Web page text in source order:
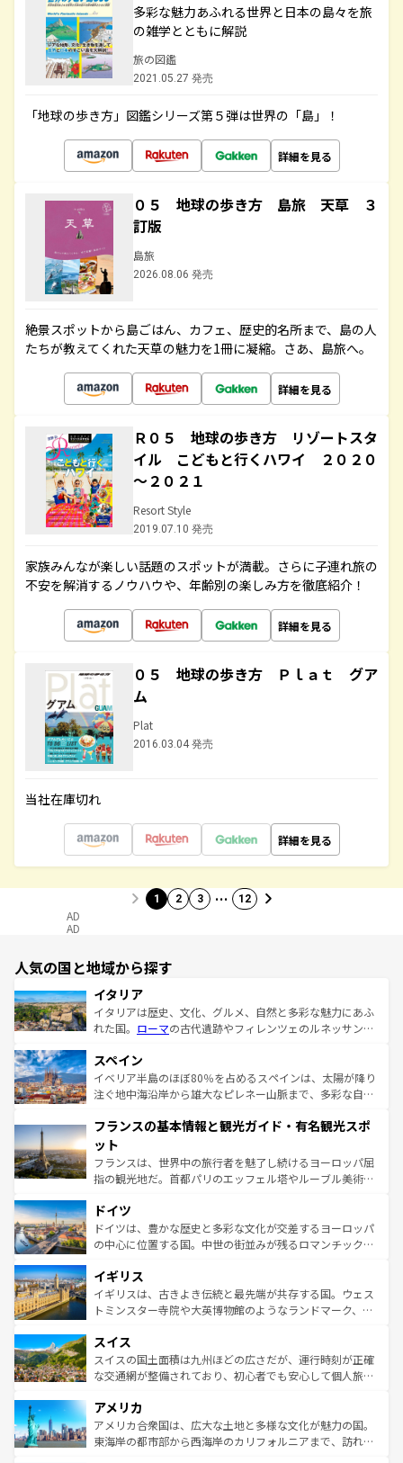
多彩な魅力あふれる世界と日本の島々を旅
の雑学とともに解説
旅の図鑑
2021.05.27 発売
「地球の歩き方」図鑑シリーズ第５弾は世界の「島」！
詳細を見る
０５ 地球の歩き方 島旅 天草 ３
訂版
島旅
2026.08.06 発売
絶景スポットから島ごはん、カフェ、歴史的名所まで、島の人
たちが教えてくれた天草の魅力を1冊に凝縮。さあ、島旅へ。
詳細を見る
Ｒ０５ 地球の歩き方 リゾートスタ
イル こどもと行くハワイ ２０２０
～２０２１
Resort Style
2019.07.10 発売
家族みんなが楽しい話題のスポットが満載。さらに子連れ旅の
不安を解消するノウハウや、年齢別の楽しみ方を徹底紹介！
詳細を見る
０５ 地球の歩き方 Ｐｌａｔ グア
ム
Plat
2016.03.04 発売
当社在庫切れ
詳細を見る
1 2 3 … 12
AD
AD
人気の国と地域から探す
イタリア
イタリアは歴史、文化、グルメ、自然と多彩な魅力にあふ
れた国。 ローマの古代遺跡やフィレンツェのルネッサンス
ろん、トスカーナの美しい田園風景やアマルフィ海岸の絶
景など、自然景観も見逃せない。観光の合間には、本場の
ピザやパスタなど、絶品のイタリア料理を堪能することも
ませてくれるイタリアで、忘れられない旅をしてみよう！
なお、新着のイタリア情報は
しい。
スペイン
イベリア半島のほぼ80％を占めるスペインは、太陽が降り
注ぐ地中海沿岸から雄大なピレネー山脈まで、多彩な自然
文化が根付くこの国では、情熱的なフラメンコ、熱気あふ
れる闘牛、そして美味しいタパスが生活の一部となってい
る。首都マドリードの洗練された雰囲気や、バルセロナの
アートに溢れた街角から、地方では古代ローマ遺跡や中世
せる。地方によって風土や気候が異なるスペインはその個
性で訪れる人を魅了する。 なお、新着のスペイン情報は コ
ンテンツ一覧を参照してほしい。
フランスの基本情報と観光ガイド・有名観光スポ
ット
フランスは、世界中の旅行者を魅了し続けるヨーロッパ屈
指の観光地だ。首都パリのエッフェル塔やルーブル美術館
で、幅広い魅力が詰まっている。華麗な宮殿、歴史的な大
聖堂、美しいビーチ、そして豊かな自然が、訪れる者を心
から魅了する。また、フランスは美食の国としても知ら
いる。シャンパンの発祥地であるランス、プロヴァンスの
香り高いラベンダー畑など、多彩な楽しみ方が可能だ。さ
らに、パリ以外の地域にも魅力が溢れており、どの街角に
れる地方に足を運ぶとそれぞれで全く異なる文化を体験で
きるだろう。 なお、新着のフランス情報はコンテンツ一覧
を参照してほしい。
ドイツ
ドイツは、豊かな歴史と多彩な文化が交差するヨーロッパ
の中心に位置する国。中世の街並みが残るロマンチック街
顔を持つこの国は、どこを歩いても飽きることがない。ベ
ルリンの文化的活気、バイエルン州のアルプスの絶景、そ
してライン川沿いのワイン畑といった風景は必見。ビール
は、お酒好きな人にはぜひ体験してほしい。 なお、新着の
ドイツ情報はコンテンツ一覧を参照してほしい。
イギリス
イギリスは、古きよき伝統と最先端が共存する国。ウェス
トミンスター寺院や大英博物館のようなランドマーク、歴
リアごとに異なる魅力がある。また、優雅なアフタヌーン
ティー、ビール好きにはたまらない英国パブ、サッカー観
戦など、本場だからこそできる体験も豊富。イギリスを旅
ンツ一覧を参照してほしい。
スイス
スイスの国土面積は九州ほどの広さだが、運行時刻が正確
な交通網が整備されており、初心者でも安心して個人旅行
の建物がそのまま残る町や、スイスならではのユニークな
博物館もあり、アルプス観光だけでなく町歩きも満喫する
ことができる。国民の所得が高いため物価も高いが、旅行
アメリカ
アメリカ合衆国は、広大な土地と多様な文化が魅力の国。
東海岸の都市部から西海岸のカリフォルニアまで、訪れる